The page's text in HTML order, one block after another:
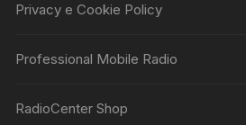
Privacy e Cookie Policy
Professional Mobile Radio
RadioCenter Shop